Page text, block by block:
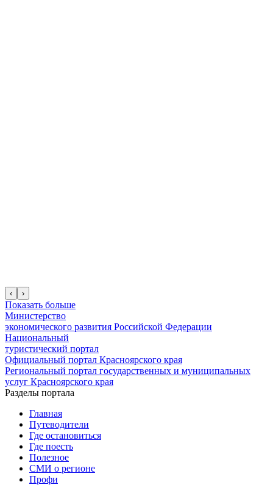
‹ ›
Показать больше
Министерство
экономического развития Российской Федерации
Национальный
туристический портал
Официальный портал Красноярского края
Региональный портал государственных и муниципальных
услуг Красноярского края
Разделы портала
Главная
Путеводители
Где остановиться
Где поесть
Полезное
СМИ о регионе
Профи